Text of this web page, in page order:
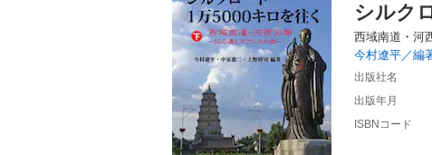
シルク
西域南道・河
今村遼平／
出版社名
出版年月
ISBNコード